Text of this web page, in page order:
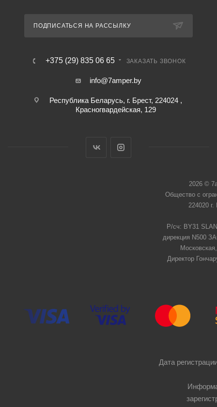
ПОДПИСАТЬСЯ НА РАССЫЛКУ
+375 (29) 835 06 65 ЗАКАЗАТЬ ЗВОНОК
info@7amper.by
Республика Беларусь, г. Брест, 224024 ,
Красногвардейская, 129
2026 ©
Общество с
224020
Р/сч: BY31
дирекция N500
Директор
Дата